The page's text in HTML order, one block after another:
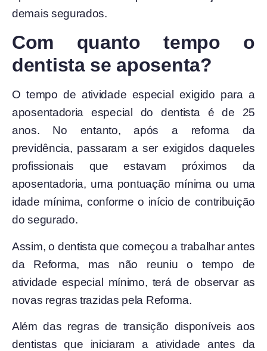
demais segurados.
Com quanto tempo o
dentista se aposenta?
O tempo de atividade especial exigido para a
aposentadoria especial do dentista é de 25
anos. No entanto, após a reforma da
previdência, passaram a ser exigidos daqueles
profissionais que estavam próximos da
aposentadoria, uma pontuação mínima ou uma
idade mínima, conforme o início de contribuição
do segurado.
Assim, o dentista que começou a trabalhar antes
da Reforma, mas não reuniu o tempo de
atividade especial mínimo, terá de observar as
novas regras trazidas pela Reforma.
Além das regras de transição disponíveis aos
dentistas que iniciaram a atividade antes da